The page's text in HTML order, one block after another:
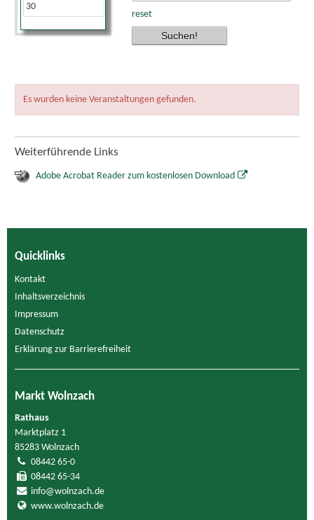
30
reset
Es wurden keine Veranstaltungen gefunden.
Weiterführende Links
Adobe Acrobat Reader zum kostenlosen Download
Quicklinks
Kontakt
Inhaltsverzeichnis
Impressum
Datenschutz
Erklärung zur Barrierefreiheit
Markt Wolnzach
Rathaus
Marktplatz 1
85283 Wolnzach
08442 65-0
08442 65-34
info@wolnzach.de
www.wolnzach.de